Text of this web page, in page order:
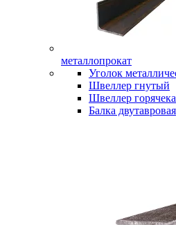
металлопрокат
Уголок
Швеллер гнутый
Швеллер
Балка двутавровая